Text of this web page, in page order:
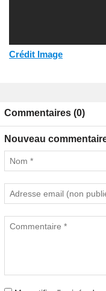
Crédit Image
Commentaires (0)
Nouveau